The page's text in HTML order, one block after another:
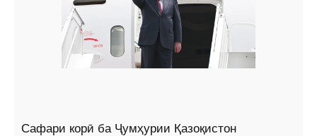
Сафари корӣ ба Ҷумҳурии Қазоқистон